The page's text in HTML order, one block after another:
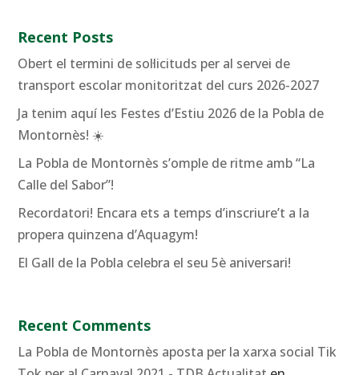
Recent Posts
Obert el termini de sol·licituds per al servei de
transport escolar monitoritzat del curs 2026-2027
Ja tenim aquí les Festes d’Estiu 2026 de la Pobla de
Montornès! ☀️
La Pobla de Montornès s’omple de ritme amb “La
Calle del Sabor”!
Recordatori! Encara ets a temps d’inscriure’t a la
propera quinzena d’Aquagym!
El Gall de la Pobla celebra el seu 5è aniversari!
Recent Comments
La Pobla de Montornès aposta per la xarxa social Tik